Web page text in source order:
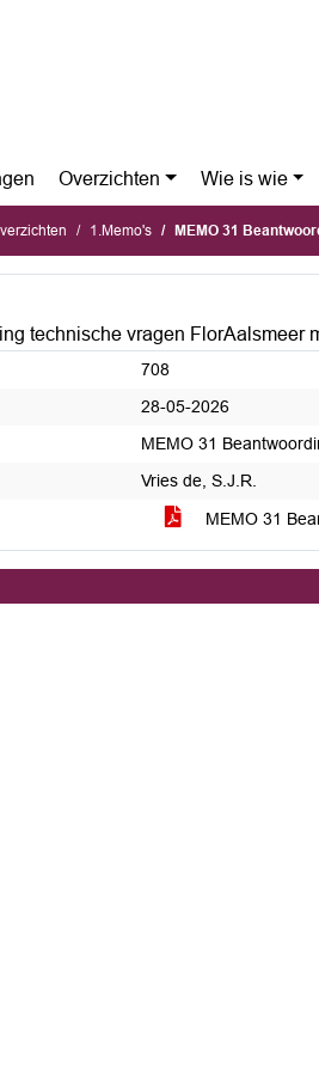
Overzichten Wie is wie
1.Memo's MEMO 31 Beantwoording
technische vragen FlorAalsmeer
708
28-05-2026
MEMO 31
Vries de, S.J.R.
MEMO 31